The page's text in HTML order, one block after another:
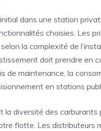
dans une station
choisies. Les
la complexité de
doit prendre en
de maintenance, la
en stations
la diversité des
flotte. Les distributeurs